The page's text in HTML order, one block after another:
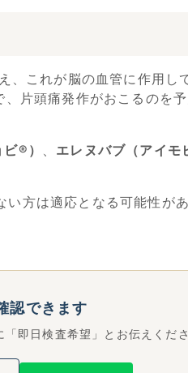
、これが脳の血管に作用し
片頭痛発作がおこるのを
®︎） 、 エレヌバブ（アイモ
方は適応となる可能性があ
認できます
即日検査希望」とお伝えくださ